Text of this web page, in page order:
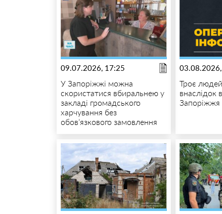
09.07.2026, 17:25
У Запоріжжі можна
скористатися вбиральнею у
закладі громадського
харчування без
обов’язкового замовлення
Троє
внаслідок
Запоріжжя